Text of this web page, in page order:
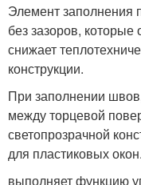
Элемент заполнения
без зазоров, которые
снижает
конструкции.
При заполнении
между торцевой
светопрозрачной
для пластиковых окон.
выполняет функцию